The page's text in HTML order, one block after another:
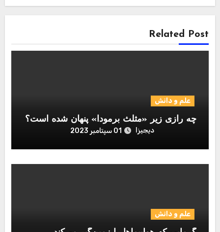
Related Post
علم و دانش
چه رازی زیر «مثلث برمودا» پنهان شده است؟
دیجیزا 01 سپتامبر 2023
علم و دانش